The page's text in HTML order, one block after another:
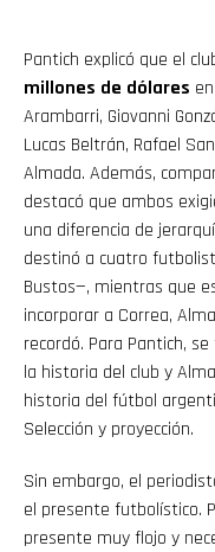
Pantich explicó que el
millones de dólares
Arambarri, Giovanni
Lucas Beltrán, Rafael
Almada. Además,
destacó que ambos
una diferencia de
destinó a cuatro
Bustos—, mientras que
incorporar a Correa,
recordó. Para Pantich,
la historia del club y
historia del fútbol
Selección y proyección.
Sin embargo, el
el presente futbolístico.
presente muy flojo y